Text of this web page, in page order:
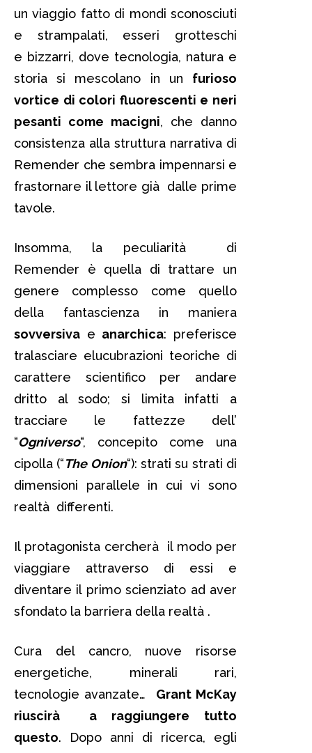
un viaggio fatto di mondi sconosciuti
e strampalati, esseri grotteschi
e bizzarri, dove tecnologia, natura e
storia si mescolano in un furioso
vortice di colori fluorescenti e neri
pesanti come macigni, che danno
consistenza alla struttura narrativa di
Remender che sembra impennarsi e
frastornare il lettore già dalle prime
tavole.
Insomma, la peculiarità di
Remender è quella di trattare un
genere complesso come quello
della fantascienza in maniera
sovversiva e anarchica: preferisce
tralasciare elucubrazioni teoriche di
carattere scientifico per andare
dritto al sodo; si limita infatti a
tracciare le fattezze dell’
“Ogniverso“, concepito come una
cipolla (“The Onion“): strati su strati di
dimensioni parallele in cui vi sono
realtà differenti.
Il protagonista cercherà il modo per
viaggiare attraverso di essi e
diventare il primo scienziato ad aver
sfondato la barriera della realtà .
Cura del cancro, nuove risorse
energetiche, minerali rari,
tecnologie avanzate… Grant McKay
riuscirà a raggiungere tutto
questo. Dopo anni di ricerca, egli